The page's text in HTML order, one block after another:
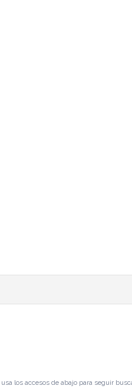
los accesos de abajo para seguir